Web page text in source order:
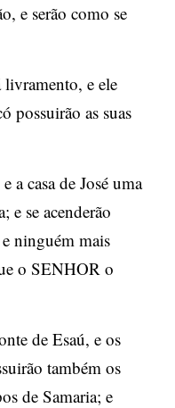
e serão como se
e ele
possuirão as suas
a casa de José uma
e se acenderão
ninguém mais
o SENHOR o
de Esaú, e os
também os
de Samaria; e